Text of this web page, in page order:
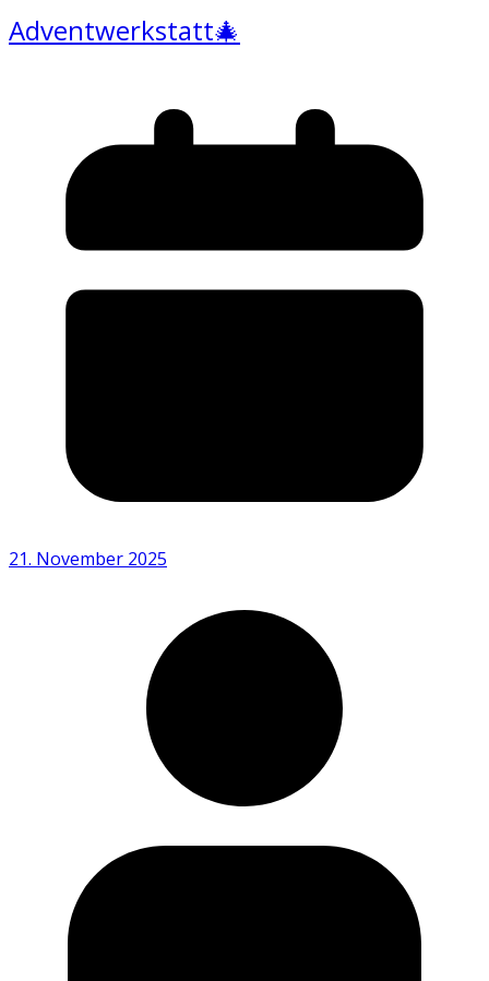
Adventwerkstatt🎄
21. November 2025